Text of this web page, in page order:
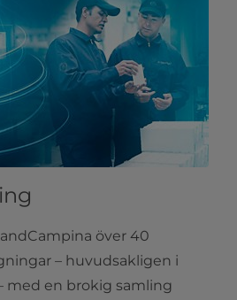
över 40
– huvudsakligen i
med en brokig samling